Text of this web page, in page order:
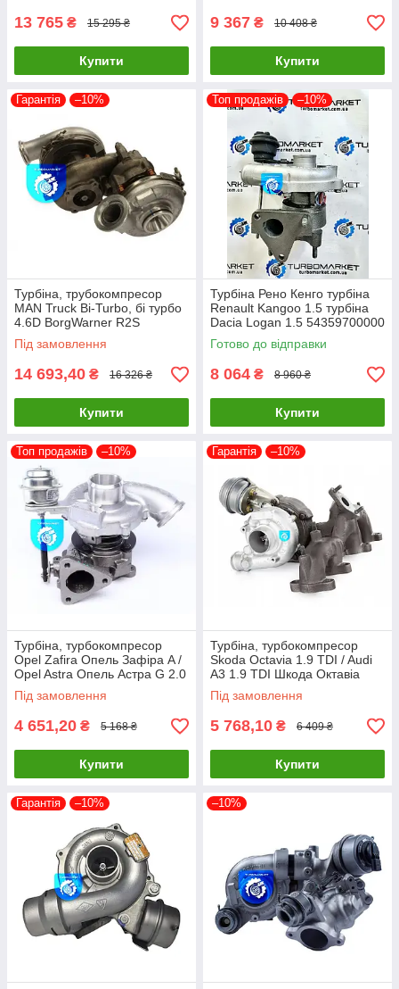
13 765 ₴ 15 295 ₴
Купити
9 367 ₴ 10 408 ₴
Купити
Гарантія –10%
Турбіна, трубокомпресор
MAN Truck Bi-Turbo, бі турбо
4.6D BorgWarner R2S
11509880012 + 12649880072
Під замовлення
14 693,40 ₴ 16 326 ₴
Купити
Топ продажів –10%
Турбіна Рено Кенго турбіна
Renault Kangoo 1.5 турбіна
Dacia Logan 1.5 54359700000
54359880000
Готово до відправки
8 064 ₴ 8 960 ₴
Купити
Топ продажів –10%
Турбіна, турбокомпресор
Opel Zafira Опель Зафіра A /
Opel Astra Опель Астра G 2.0
DTI 454216-0003, 860027
Під замовлення
4 651,20 ₴ 5 168 ₴
Купити
Гарантія –10%
Турбіна, турбокомпресор
Skoda Octavia 1.9 TDI / Audi
A3 1.9 TDI Шкода Октавіа
Ауді А3 713672-0006
Під замовлення
5 768,10 ₴ 6 409 ₴
Купити
Гарантія –10% –10%